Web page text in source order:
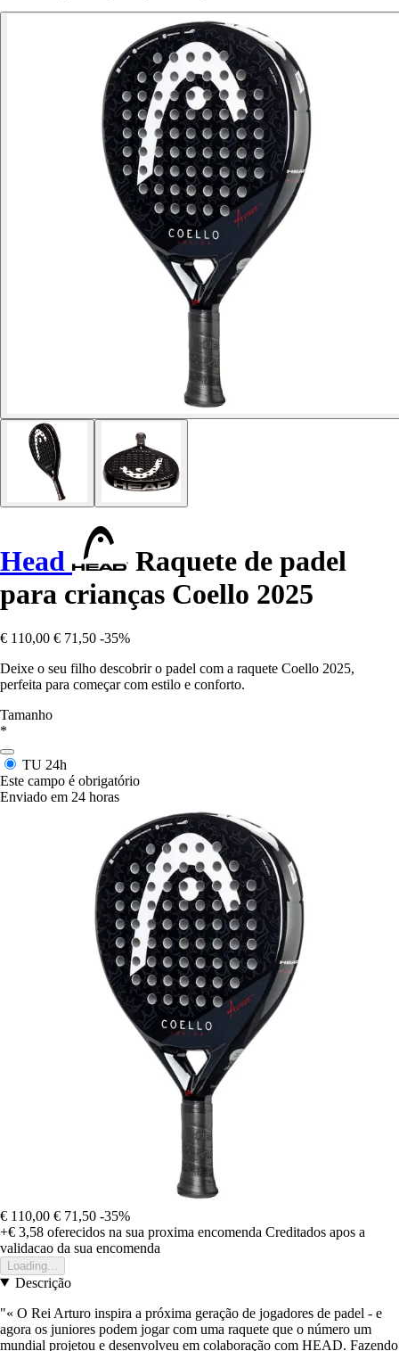
Head
Raquete de padel
para crianças Coello 2025
€ 110,00 € 71,50 -35%
Deixe o seu filho descobrir o padel com a raquete Coello 2025,
perfeita para começar com estilo e conforto.
Tamanho
*
TU 24h
Este campo é obrigatório
Enviado em 24 horas
€ 110,00 € 71,50 -35%
+€ 3,58 oferecidos na sua proxima encomenda Creditados apos a
validacao da sua encomenda
Loading...
Descrição
"« O Rei Arturo inspira a próxima geração de jogadores de padel - e
agora os juniores podem jogar com uma raquete que o número um
mundial projetou e desenvolveu em colaboração com HEAD. Fazendo